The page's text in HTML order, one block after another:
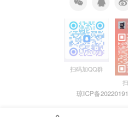
扫码加QQ群
琼ICP备